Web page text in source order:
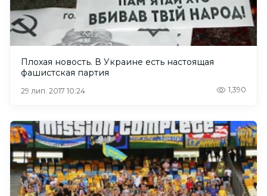
Плохая новость. В Украине есть настоящая
фашистская партия
29 лип. 2017 10:24 1,390